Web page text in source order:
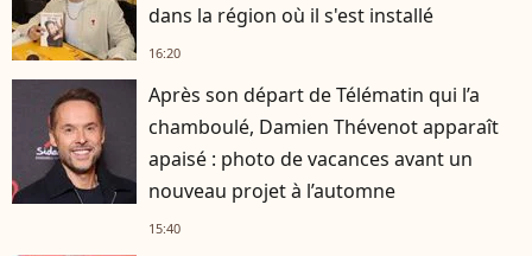
dans la région où il s'est installé
16:20
Après son départ de Télématin qui l’a
chamboulé, Damien Thévenot apparaît
apaisé : photo de vacances avant un
nouveau projet à l’automne
15:40